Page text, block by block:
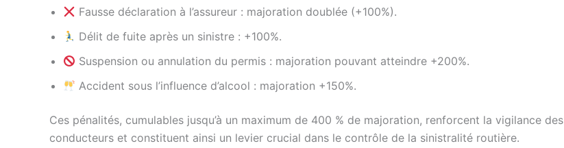
Fausse déclaration à l’assureur : majoration doublée (+100%).
Délit de fuite après un sinistre : +100%.
Suspension ou annulation du permis : majoration pouvant atteindre +200%.
Accident sous l’influence d’alcool : majoration +150%.
Ces pénalités, cumulables jusqu’à un maximum de 400 % de majoration, renforcent la vigilance des
conducteurs et constituent ainsi un levier crucial dans le contrôle de la sinistralité routière.